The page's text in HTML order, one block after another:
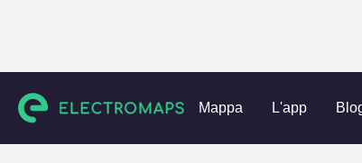
Mappa L'app
Charging stations Francia Bas-Rhin Brumath